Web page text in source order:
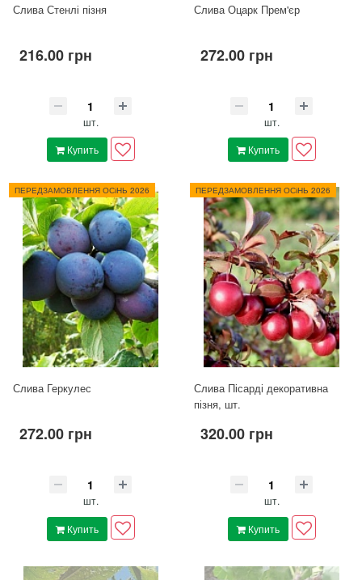
Слива Стенлі пізня
216.00 грн
шт.
Купить
Слива Оцарк Прем'єр
272.00 грн
шт.
Купить
ПЕРЕДЗАМОВЛЕННЯ ОСіНЬ 2026
Слива Геркулес
272.00 грн
шт.
Купить
ПЕРЕДЗАМОВЛЕННЯ ОСіНЬ 2026
Слива Пісарді декоративна
пізня, шт.
320.00 грн
шт.
Купить